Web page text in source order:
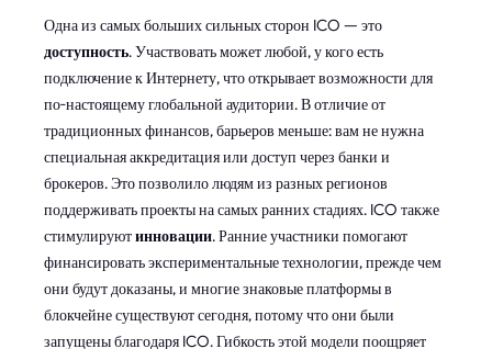
Одна из самых больших сильных сторон ICO — это
доступность. Участвовать может любой, у кого есть
подключение к Интернету, что открывает возможности для
по-настоящему глобальной аудитории. В отличие от
традиционных финансов, барьеров меньше: вам не нужна
специальная аккредитация или доступ через банки и
брокеров. Это позволило людям из разных регионов
поддерживать проекты на самых ранних стадиях. ICO также
стимулируютинновации. Ранние участники помогают
финансировать экспериментальные технологии, прежде чем
они будут доказаны, и многие знаковые платформы в
блокчейне существуют сегодня, потому что они были
запущены благодаря ICO. Гибкость этой модели поощряет